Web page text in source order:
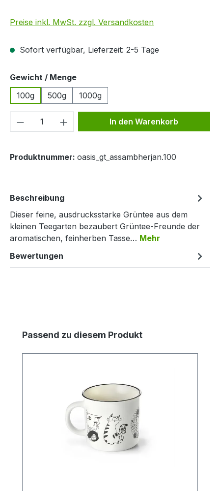
Preise inkl. MwSt. zzgl. Versandkosten
Sofort verfügbar, Lieferzeit: 2-5 Tage
Gewicht / Mengeauswählen
100g
500g 1000g
Produkt Anzahl: Gib denIn den Warenkorb
Produktnummer: oasis_gt_assambherjan.100
Beschreibung
Dieser feine, ausdrucksstarke Grüntee aus dem
kleinen Teegarten bezaubert Grüntee-Freunde der
aromatischen, feinherben Tasse… Mehr
Bewertungen
Produktgalerie überspringen
Passend zu diesem Produkt